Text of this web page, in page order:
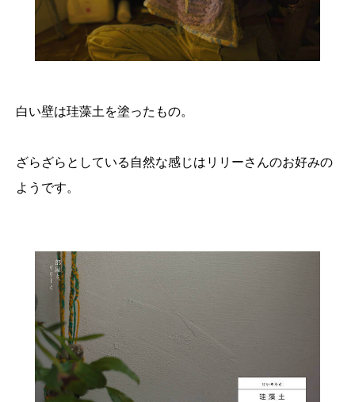
白い壁は珪藻土を塗ったもの。
ざらざらとしている自然な感じはリリーさんのお好みの
ようです。